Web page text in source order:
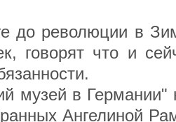
до революции в
говорят что и
музей в Германии"
Ангелиной